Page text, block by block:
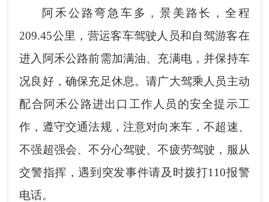
阿禾公路弯急车多，景美路长，全程
209.45公里， 营运客车驾驶人员和自驾游客在
进入阿禾公路前需加满油、充满电，并保持车
况良好，确保充足休息。请广大驾乘人员主动
配合阿禾公路进出口工作人员的安全提示工
作，遵守交通法规，注意对向来车，不超速、
不强超强会、不分心驾驶、不疲劳驾驶，服从
交警指挥，遇到突发事件请及时拨打110报警
电话。